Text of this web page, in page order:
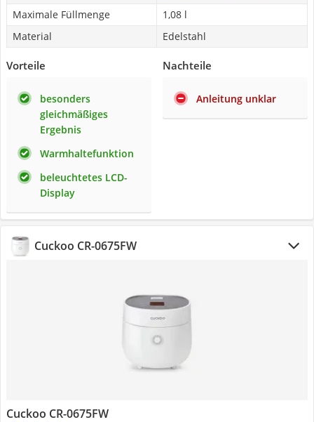
Maximale Füllmenge
1,08 l
Material
Edelstahl
Vorteile
besonders
gleichmäßiges
Ergebnis
Warmhaltefunktion
beleuchtetes LCD-
Display
Nachteile
Anleitung unklar
Cuckoo CR-0675FW
Cuckoo CR-0675FW